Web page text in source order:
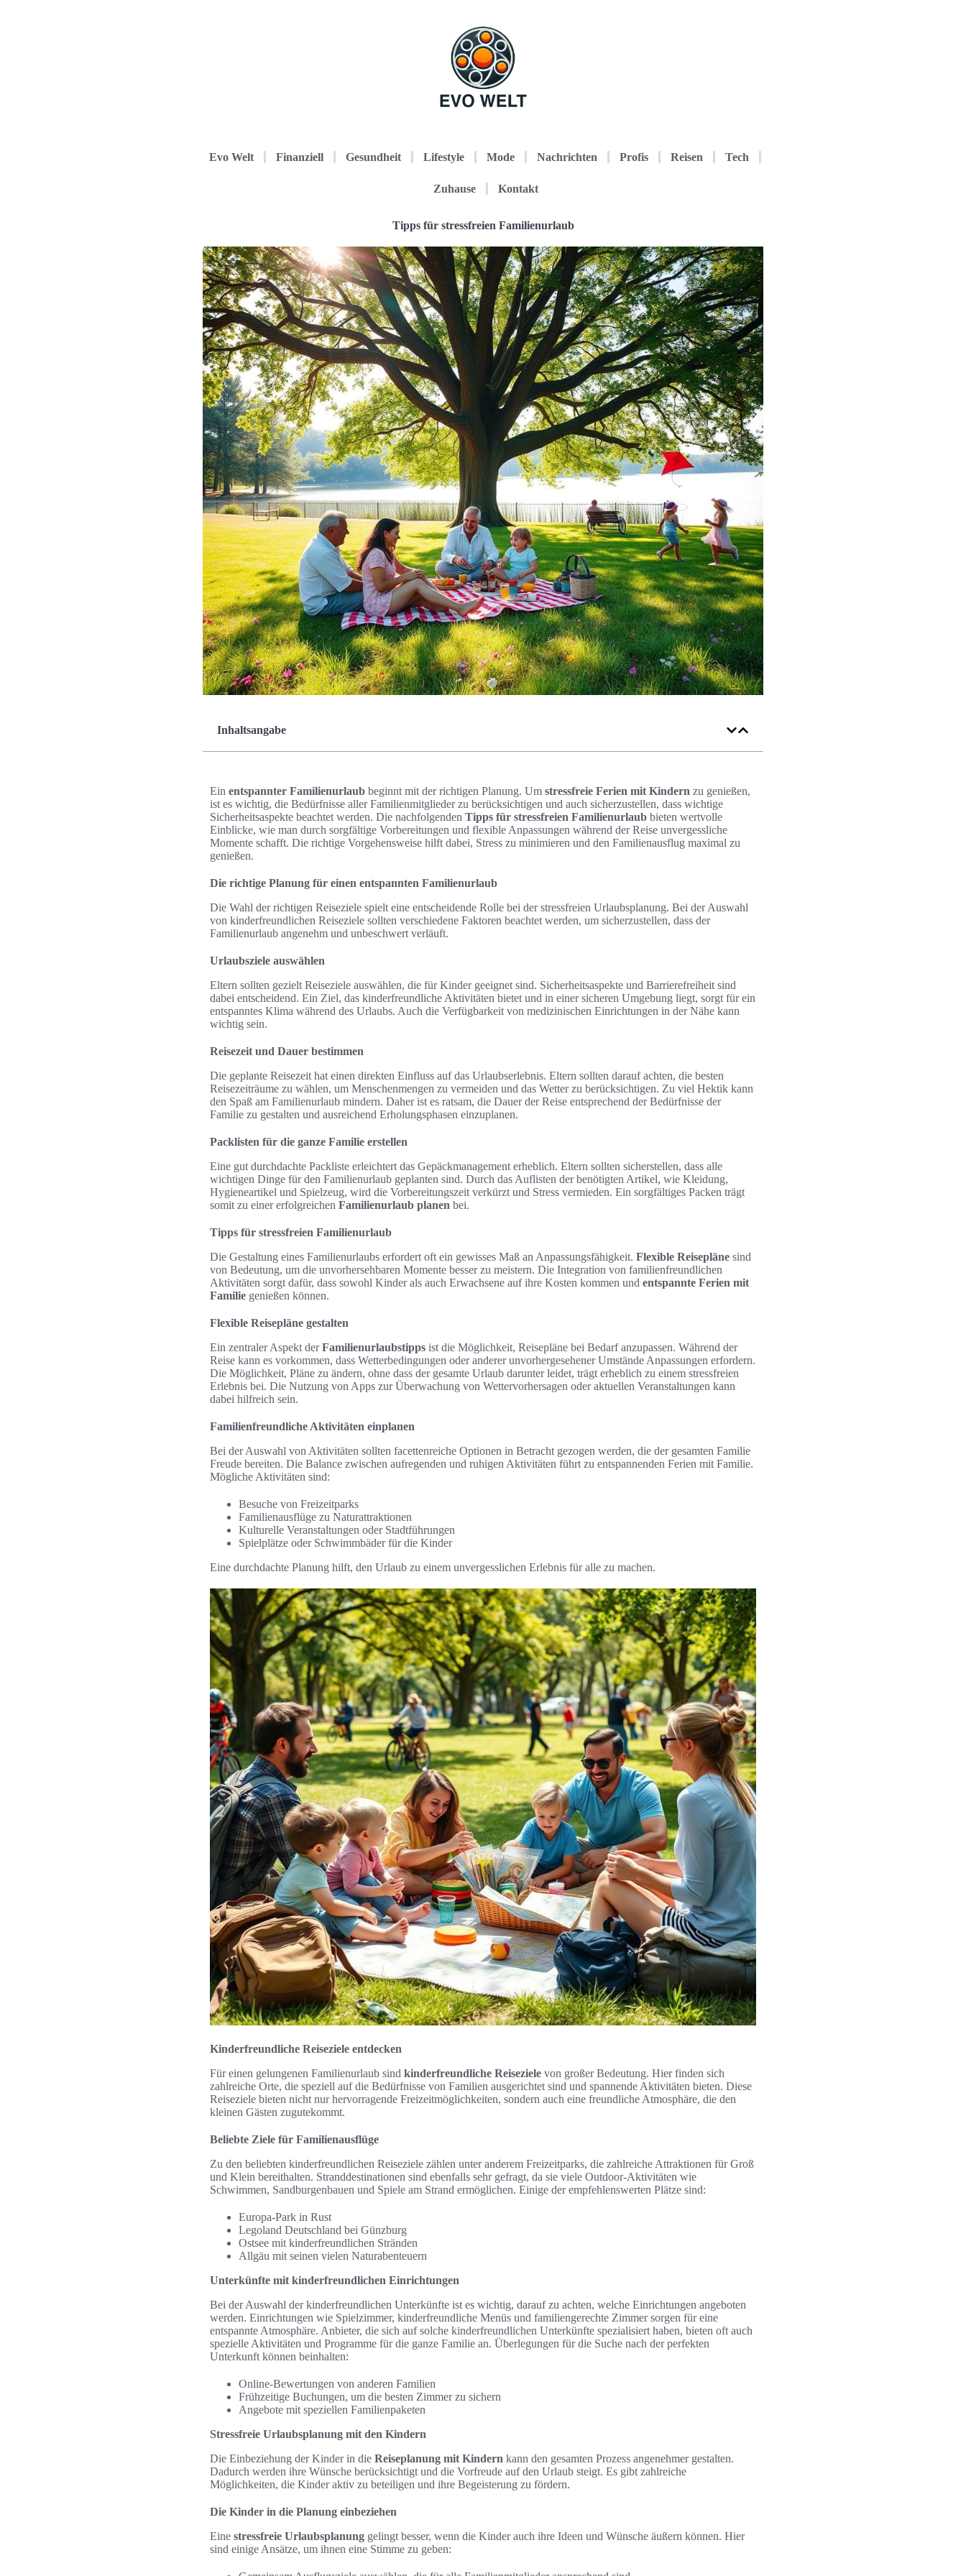
Evo Welt Finanziell Gesundheit Lifestyle Mode Nachrichten Profis Reisen Tech
Zuhause Kontakt
Tipps für stressfreien Familienurlaub
Inhaltsangabe
Ein entspannter Familienurlaub beginnt mit der richtigen Planung. Um stressfreie Ferien mit Kindern zu genießen,
ist es wichtig, die Bedürfnisse aller Familienmitglieder zu berücksichtigen und auch sicherzustellen, dass wichtige
Sicherheitsaspekte beachtet werden. Die nachfolgenden Tipps für stressfreien Familienurlaub bieten wertvolle
Einblicke, wie man durch sorgfältige Vorbereitungen und flexible Anpassungen während der Reise unvergessliche
Momente schafft. Die richtige Vorgehensweise hilft dabei, Stress zu minimieren und den Familienausflug maximal zu
genießen.
Die richtige Planung für einen entspannten Familienurlaub
Die Wahl der richtigen Reiseziele spielt eine entscheidende Rolle bei der stressfreien Urlaubsplanung. Bei der Auswahl
von kinderfreundlichen Reiseziele sollten verschiedene Faktoren beachtet werden, um sicherzustellen, dass der
Familienurlaub angenehm und unbeschwert verläuft.
Urlaubsziele auswählen
Eltern sollten gezielt Reiseziele auswählen, die für Kinder geeignet sind. Sicherheitsaspekte und Barrierefreiheit sind
dabei entscheidend. Ein Ziel, das kinderfreundliche Aktivitäten bietet und in einer sicheren Umgebung liegt, sorgt für ein
entspanntes Klima während des Urlaubs. Auch die Verfügbarkeit von medizinischen Einrichtungen in der Nähe kann
wichtig sein.
Reisezeit und Dauer bestimmen
Die geplante Reisezeit hat einen direkten Einfluss auf das Urlaubserlebnis. Eltern sollten darauf achten, die besten
Reisezeiträume zu wählen, um Menschenmengen zu vermeiden und das Wetter zu berücksichtigen. Zu viel Hektik kann
den Spaß am Familienurlaub mindern. Daher ist es ratsam, die Dauer der Reise entsprechend der Bedürfnisse der
Familie zu gestalten und ausreichend Erholungsphasen einzuplanen.
Packlisten für die ganze Familie erstellen
Eine gut durchdachte Packliste erleichtert das Gepäckmanagement erheblich. Eltern sollten sicherstellen, dass alle
wichtigen Dinge für den Familienurlaub geplanten sind. Durch das Auflisten der benötigten Artikel, wie Kleidung,
Hygieneartikel und Spielzeug, wird die Vorbereitungszeit verkürzt und Stress vermieden. Ein sorgfältiges Packen trägt
somit zu einer erfolgreichen Familienurlaub planen bei.
Tipps für stressfreien Familienurlaub
Die Gestaltung eines Familienurlaubs erfordert oft ein gewisses Maß an Anpassungsfähigkeit. Flexible Reisepläne sind
von Bedeutung, um die unvorhersehbaren Momente besser zu meistern. Die Integration von familienfreundlichen
Aktivitäten sorgt dafür, dass sowohl Kinder als auch Erwachsene auf ihre Kosten kommen und entspannte Ferien mit
Familie genießen können.
Flexible Reisepläne gestalten
Ein zentraler Aspekt derFamilienurlaubstipps ist die Möglichkeit, Reisepläne bei Bedarf anzupassen. Während der
Reise kann es vorkommen, dass Wetterbedingungen oder anderer unvorhergesehener Umstände Anpassungen erfordern.
Die Möglichkeit, Pläne zu ändern, ohne dass der gesamte Urlaub darunter leidet, trägt erheblich zu einem stressfreien
Erlebnis bei. Die Nutzung von Apps zur Überwachung von Wettervorhersagen oder aktuellen Veranstaltungen kann
dabei hilfreich sein.
Familienfreundliche Aktivitäten einplanen
Bei der Auswahl von Aktivitäten sollten facettenreiche Optionen in Betracht gezogen werden, die der gesamten Familie
Freude bereiten. Die Balance zwischen aufregenden und ruhigen Aktivitäten führt zu entspannenden Ferien mit Familie.
Mögliche Aktivitäten sind:
Besuche von Freizeitparks
Familienausflüge zu Naturattraktionen
Kulturelle Veranstaltungen oder Stadtführungen
Spielplätze oder Schwimmbäder für die Kinder
Eine durchdachte Planung hilft, den Urlaub zu einem unvergesslichen Erlebnis für alle zu machen.
Kinderfreundliche Reiseziele entdecken
Für einen gelungenen Familienurlaub sind kinderfreundliche Reiseziele von großer Bedeutung. Hier finden sich
zahlreiche Orte, die speziell auf die Bedürfnisse von Familien ausgerichtet sind und spannende Aktivitäten bieten. Diese
Reiseziele bieten nicht nur hervorragende Freizeitmöglichkeiten, sondern auch eine freundliche Atmosphäre, die den
kleinen Gästen zugutekommt.
Beliebte Ziele für Familienausflüge
Zu den beliebten kinderfreundlichen Reiseziele zählen unter anderem Freizeitparks, die zahlreiche Attraktionen für Groß
und Klein bereithalten. Stranddestinationen sind ebenfalls sehr gefragt, da sie viele Outdoor-Aktivitäten wie
Schwimmen, Sandburgenbauen und Spiele am Strand ermöglichen. Einige der empfehlenswerten Plätze sind:
Europa-Park in Rust
Legoland Deutschland bei Günzburg
Ostsee mit kinderfreundlichen Stränden
Allgäu mit seinen vielen Naturabenteuern
Unterkünfte mit kinderfreundlichen Einrichtungen
Bei der Auswahl der kinderfreundlichen Unterkünfte ist es wichtig, darauf zu achten, welche Einrichtungen angeboten
werden. Einrichtungen wie Spielzimmer, kinderfreundliche Menüs und familiengerechte Zimmer sorgen für eine
entspannte Atmosphäre. Anbieter, die sich auf solche kinderfreundlichen Unterkünfte spezialisiert haben, bieten oft auch
spezielle Aktivitäten und Programme für die ganze Familie an. Überlegungen für die Suche nach der perfekten
Unterkunft können beinhalten:
Online-Bewertungen von anderen Familien
Frühzeitige Buchungen, um die besten Zimmer zu sichern
Angebote mit speziellen Familienpaketen
Stressfreie Urlaubsplanung mit den Kindern
Die Einbeziehung der Kinder in die Reiseplanung mit Kindern kann den gesamten Prozess angenehmer gestalten.
Dadurch werden ihre Wünsche berücksichtigt und die Vorfreude auf den Urlaub steigt. Es gibt zahlreiche
Möglichkeiten, die Kinder aktiv zu beteiligen und ihre Begeisterung zu fördern.
Die Kinder in die Planung einbeziehen
Eine stressfreie Urlaubsplanung gelingt besser, wenn die Kinder auch ihre Ideen und Wünsche äußern können. Hier
sind einige Ansätze, um ihnen eine Stimme zu geben: